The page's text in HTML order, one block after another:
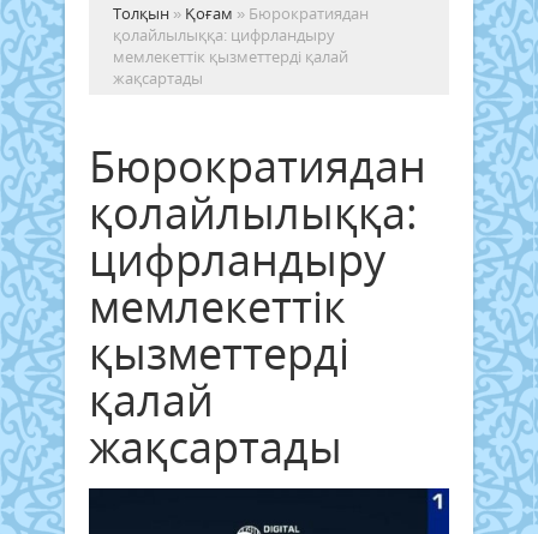
Толқын » Қоғам » Бюрократиядан
қолайлылыққа: цифрландыру
мемлекеттік қызметтерді қалай
жақсартады
Бюрократиядан
қолайлылыққа:
цифрландыру
мемлекеттік
қызметтерді
қалай
жақсартады